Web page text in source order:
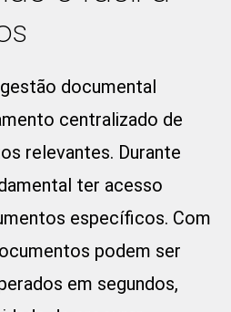
documental
centralizado de
relevantes. Durante
ter acesso
específicos. Com
podem ser
em segundos,